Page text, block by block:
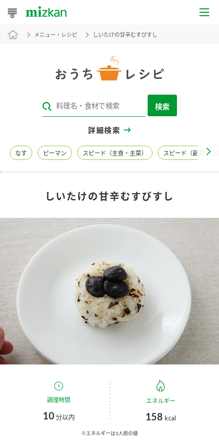
おうちレシピ
レシピカテゴリ一覧
レシピ名特集
商品情報
お酢ドリンク ぽん酢
スープ 中華
新商品一覧
キャンペーン情報
ブランド・スペシャルサイト
ブランド・スペシャルサイト トップ
商品ブランドサイト
Fibee（ファイビー）
カンタン酢
お酢ドリンク
企業情報
国内事業概要
ミツカングループについて
企業理念
ミツカンを知る
メニュー・レシピ しいたけの甘辛むすびすし
検索
詳細検索
なす ピーマン スピード（主食・主菜） スピード（副菜・つ
しいたけの甘辛むすびすし
調理時間
10分以内
エネルギー
158 kcal
※エネルギーは1人前の値